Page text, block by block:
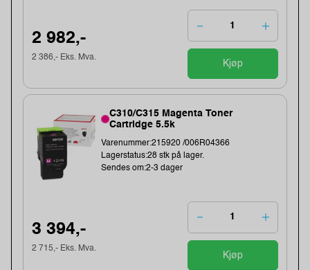
2 982,-
2 386,- Eks. Mva.
Kjøp
C310/C315 Magenta Toner
Cartridge 5.5k
Varenummer:215920 /006R04366
Lagerstatus:28 stk på lager.
Sendes om:2-3 dager
3 394,-
2 715,- Eks. Mva.
Kjøp